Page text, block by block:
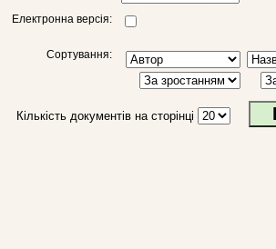
Електронна версія:
Сортування:
Кількість документів на сторінці